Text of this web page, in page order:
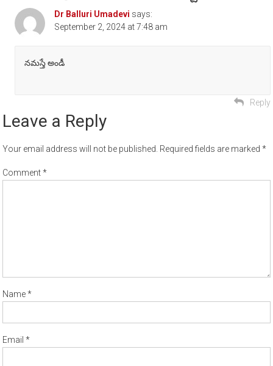
Dr Balluri Umadevi says:
September 2, 2024 at 7:48 am
నమస్తే అండీ
Reply
Leave a Reply
Your email address will not be published. Required fields are marked*
Comment*
Name*
Email*